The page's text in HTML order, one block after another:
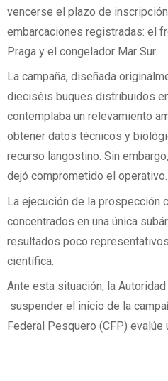
vencerse el plazo de
embarcaciones registradas: el
Praga y el congelador Mar Sur.
La campaña, diseñada
dieciséis buques distribuidos
contemplaba un relevamiento
obtener datos técnicos y
recurso langostino. Sin
dejó comprometido el operativo.
La ejecución de la prospección
concentrados en una única
resultados poco
científica.
Ante esta situación, la
suspender el inicio de la
Federal Pesquero (CFP) evalúe